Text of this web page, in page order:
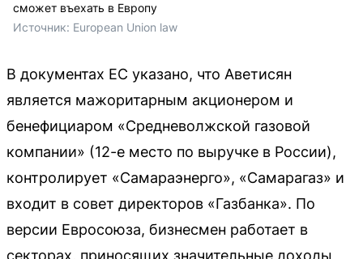
сможет въехать в Европу
Источник: European Union law
В документах ЕС указано, что Аветисян
является мажоритарным акционером и
бенефициаром «Средневолжской газовой
компании» (12-е место по выручке в России),
контролирует «Самараэнерго», «Самарагаз» и
входит в совет директоров «Газбанка». По
версии Евросоюза, бизнесмен работает в